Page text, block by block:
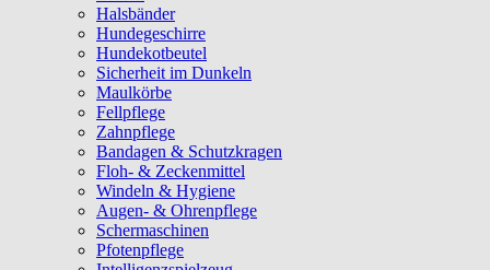
Halsbänder
Hundegeschirre
Hundekotbeutel
Sicherheit im Dunkeln
Maulkörbe
Fellpflege
Zahnpflege
Bandagen & Schutzkragen
Floh- & Zeckenmittel
Windeln & Hygiene
Augen- & Ohrenpflege
Schermaschinen
Pfotenpflege